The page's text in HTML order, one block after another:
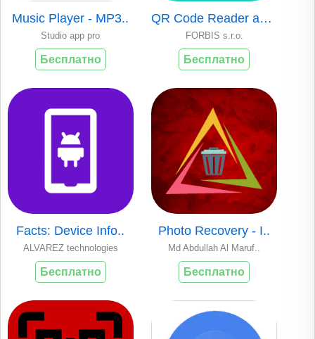
Music Player - MP3..
Studio app pro
Бесплатно
QR Code Reader and..
FORBIS s.r.o.
Бесплатно
Facts: Device Info..
ALVAREZ technologies
Бесплатно
Photo Recovery - I..
Md Abdullah Al Maruf..
Бесплатно